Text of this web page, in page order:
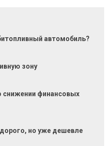
автомобиль?
зону
снижении финансовых
но уже дешевле